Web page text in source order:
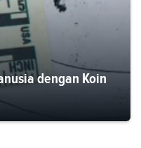
dengan Koin